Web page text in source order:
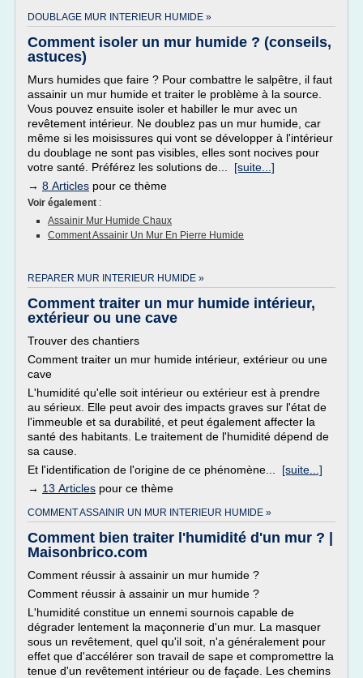
DOUBLAGE MUR INTERIEUR HUMIDE »
Comment isoler un mur humide ? (conseils,
astuces)
Murs humides que faire ? Pour combattre le salpêtre, il faut
assainir un mur humide et traiter le problème à la source.
Vous pouvez ensuite isoler et habiller le mur avec un
revêtement intérieur. Ne doublez pas un mur humide, car
même si les moisissures qui vont se développer à l'intérieur
du doublage ne sont pas visibles, elles sont nocives pour
votre santé. Préférez les solutions de... [suite...]
→ 8 Articles pour ce thème
Voir également :
Assainir Mur Humide Chaux
Comment Assainir Un Mur En Pierre Humide
REPARER MUR INTERIEUR HUMIDE »
Comment traiter un mur humide intérieur,
extérieur ou une cave
Trouver des chantiers
Comment traiter un mur humide intérieur, extérieur ou une
cave
L'humidité qu'elle soit intérieur ou extérieur est à prendre
au sérieux. Elle peut avoir des impacts graves sur l'état de
l'immeuble et sa durabilité, et peut également affecter la
santé des habitants. Le traitement de l'humidité dépend de
sa cause.
Et l'identification de l'origine de ce phénomène... [suite...]
→ 13 Articles pour ce thème
COMMENT ASSAINIR UN MUR INTERIEUR HUMIDE »
Comment bien traiter l'humidité d'un mur ? |
Maisonbrico.com
Comment réussir à assainir un mur humide ?
Comment réussir à assainir un mur humide ?
L'humidité constitue un ennemi sournois capable de
dégrader lentement la maçonnerie d'un mur. La masquer
sous un revêtement, quel qu'il soit, n'a généralement pour
effet que d'accélérer son travail de sape et compromettre la
tenue d'un revêtement intérieur ou de façade. Les chemins